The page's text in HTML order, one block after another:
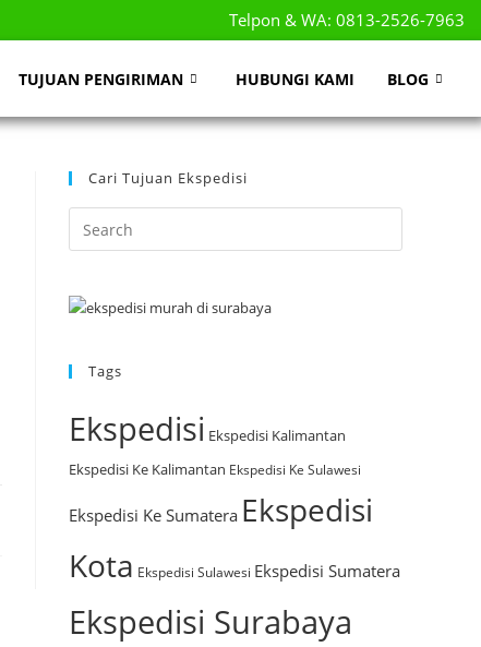
Telpon & WA: 0813-2526-7963
TUJUAN PENGIRIMAN HUBUNGI KAMI BLOG
Cari Tujuan Ekspedisi
Tags
Ekspedisi Ekspedisi Kalimantan
Ekspedisi Ke Kalimantan Ekspedisi Ke Sulawesi
Ekspedisi Ke Sumatera Ekspedisi
Kota Ekspedisi Sulawesi Ekspedisi Sumatera
Ekspedisi Surabaya